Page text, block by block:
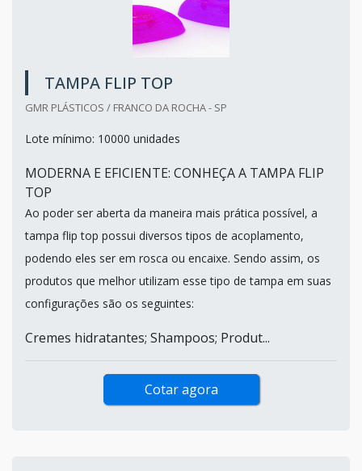
TAMPA FLIP TOP
GMR PLÁSTICOS / FRANCO DA ROCHA - SP
Lote mínimo: 10000 unidades
MODERNA E EFICIENTE: CONHEÇA A TAMPA FLIP
TOP
Ao poder ser aberta da maneira mais prática possível, a
tampa flip top possui diversos tipos de acoplamento,
podendo eles ser em rosca ou encaixe. Sendo assim, os
produtos que melhor utilizam esse tipo de tampa em suas
configurações são os seguintes:
Cremes hidratantes; Shampoos; Produt...
Cotar agora